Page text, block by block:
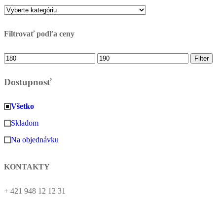
Filtrovať podľa ceny
Minimálna
Maximálna
Filter
Dostupnosť
Všetko
Skladom
Na objednávku
KONTAKTY
+ 421 948 12 12 31